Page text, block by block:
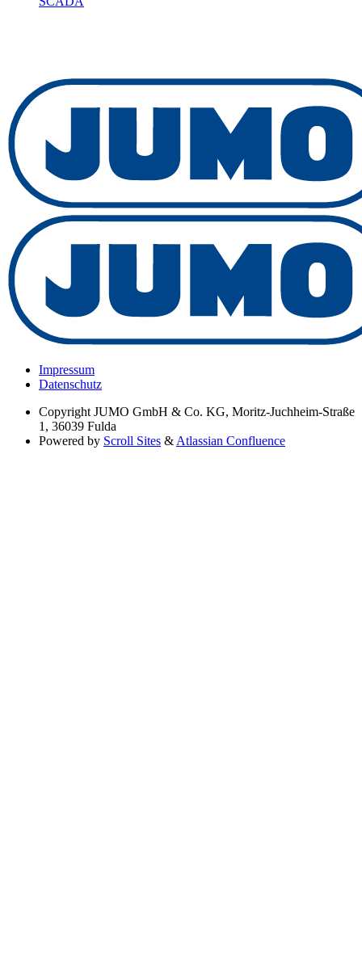
Impressum
Datenschutz
Copyright JUMO GmbH & Co. KG, Moritz-Juchheim-Straße
1, 36039 Fulda
Powered by Scroll Sites & Atlassian Confluence